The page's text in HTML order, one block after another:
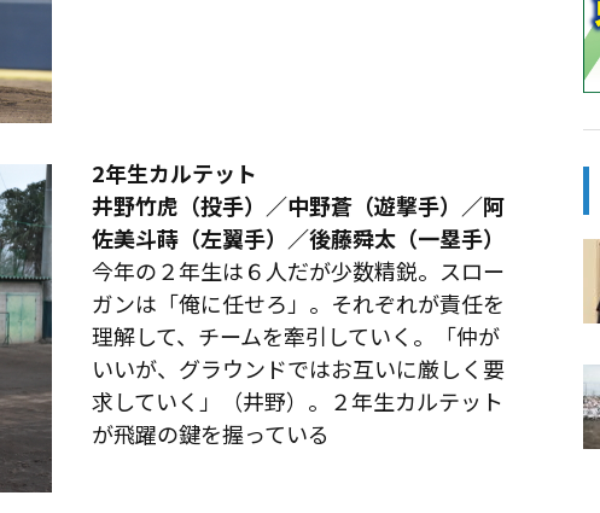
2年生カルテット
井野竹虎（投手）／中野蒼（遊撃手）／阿
佐美斗蒔（左翼手）／後藤舜太（一塁手）
今年の２年生は６人だが少数精鋭。スロー
ガンは「俺に任せろ」。それぞれが責任を
理解して、チームを牽引していく。「仲が
いいが、グラウンドではお互いに厳しく要
求していく」（井野）。２年生カルテット
が飛躍の鍵を握っている